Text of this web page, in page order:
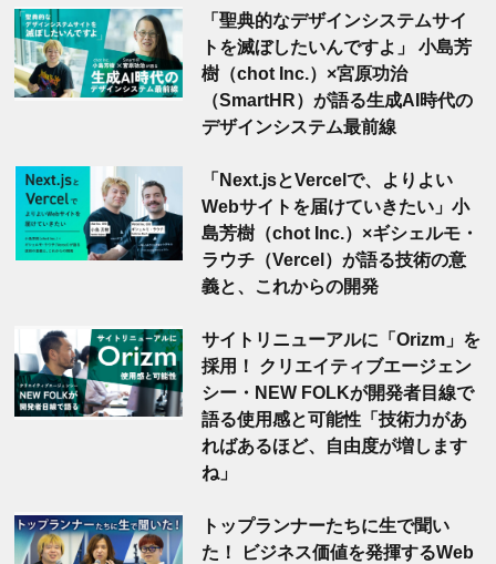
「聖典的なデザインシステムサイ
トを滅ぼしたいんですよ」 小島芳
樹（chot Inc.）×宮原功治
（SmartHR）が語る生成AI時代の
デザインシステム最前線
「Next.jsとVercelで、よりよい
Webサイトを届けていきたい」小
島芳樹（chot Inc.）×ギシェルモ・
ラウチ（Vercel）が語る技術の意
義と、これからの開発
サイトリニューアルに「Orizm」を
採用！ クリエイティブエージェン
シー・NEW FOLKが開発者目線で
語る使用感と可能性「技術力があ
ればあるほど、自由度が増します
ね」
トップランナーたちに生で聞い
た！ ビジネス価値を発揮するWeb